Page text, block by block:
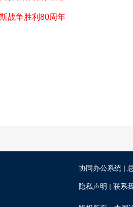
战争胜利80周年
协同办公系统 |
隐私声明 | 联系